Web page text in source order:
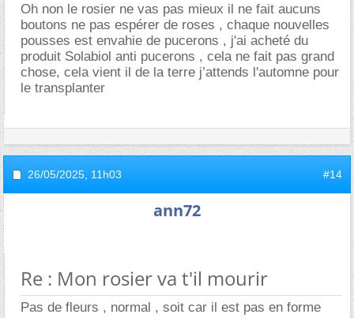
Oh non le rosier ne vas pas mieux il ne fait aucuns
boutons ne pas espérer de roses , chaque nouvelles
pousses est envahie de pucerons , j'ai acheté du
produit Solabiol anti pucerons , cela ne fait pas grand
chose, cela vient il de la terre j’attends l'automne pour
le transplanter
26/05/2025, 11h03 #14
ann72
Re : Mon rosier va t'il mourir
Pas de fleurs , normal , soit car il est pas en forme